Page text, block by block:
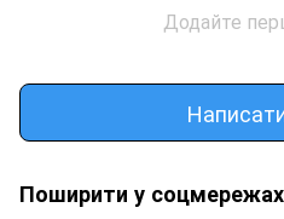
Додайте
Поширити у соцмережах